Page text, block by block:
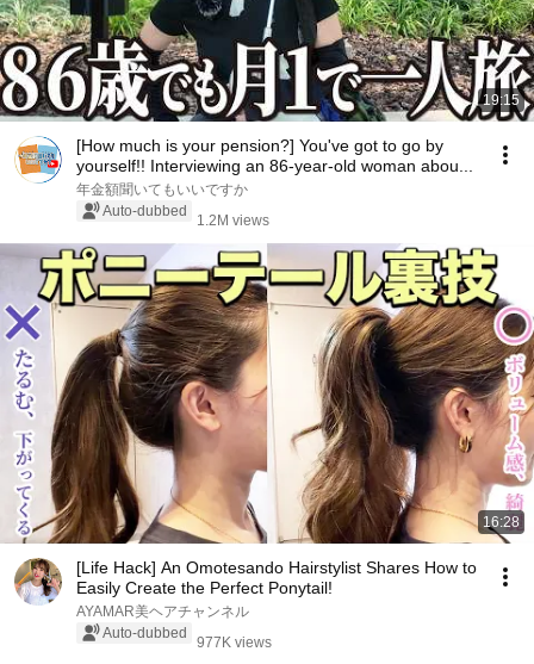
19:15
[How much is your pension?] You've got to go by
yourself!! Interviewing an 86-year-old woman abou...
年金額聞いてもいいですか
Auto-dubbed
1.2M views
16:28
[Life Hack] An Omotesando Hairstylist Shares How to
Easily Create the Perfect Ponytail!
AYAMAR美ヘアチャンネル
Auto-dubbed
977K views